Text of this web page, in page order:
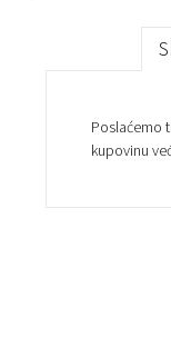
Poslaćemo
kupovinu